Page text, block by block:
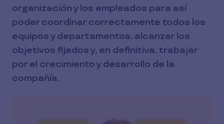
organización y los empleados para así
poder coordinar correctamente todos los
equipos y departamentos, alcanzar los
objetivos fijados y, en definitiva, trabajar
por el crecimiento y desarrollo de la
compañía.